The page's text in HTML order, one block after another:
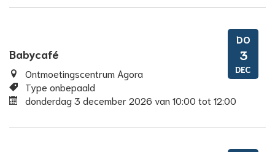
Babycafé
Ontmoetingscentrum Agora
Type onbepaald
donderdag 3 december 2026 van10:00 tot 12:00
DO
3
DEC